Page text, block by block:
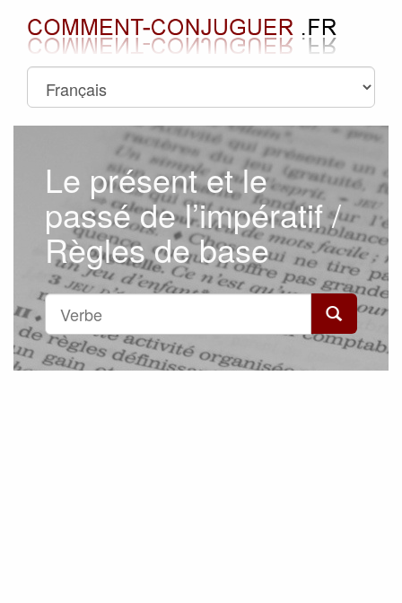
Le présent et le
passé de l’impératif /
Règles de base